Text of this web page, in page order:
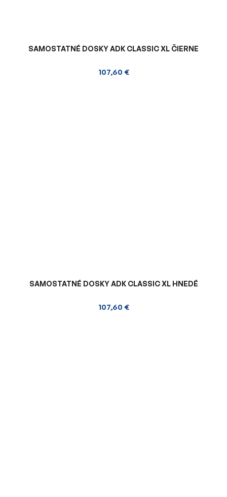
SAMOSTATNÉ DOSKY ADK CLASSIC XL ČIERNE
107,60 €
SAMOSTATNÉ DOSKY ADK CLASSIC XL HNEDÉ
107,60 €